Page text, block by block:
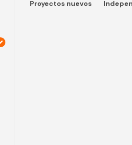
Proyectos nuevos